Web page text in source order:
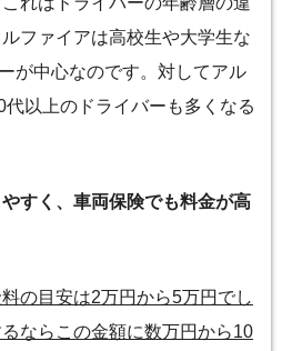
ファイアは高校生や大学生な
が中心なのです。対してアル
以上のドライバーも多くなる
すく、車両保険でも料金が高
の目安は2万円から5万円でし
ならこの金額に数万円から10